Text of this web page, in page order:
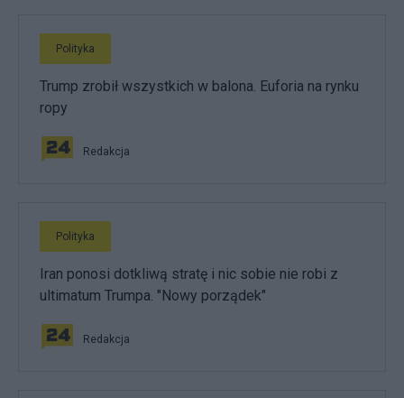
Polityka
Trump zrobił wszystkich w balona. Euforia na rynku
ropy
Redakcja
Polityka
Iran ponosi dotkliwą stratę i nic sobie nie robi z
ultimatum Trumpa. "Nowy porządek"
Redakcja